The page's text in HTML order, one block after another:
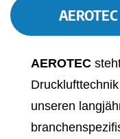
AEROTEC
unseren